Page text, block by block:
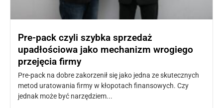
Pre-pack czyli szybka sprzedaż
upadłościowa jako mechanizm wrogiego
przejęcia firmy
Pre-pack na dobre zakorzenił się jako jedna ze skutecznych
metod uratowania firmy w kłopotach finansowych. Czy
jednak może być narzędziem...